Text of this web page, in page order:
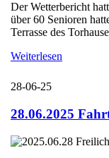
Der Wetterbericht
über 60 Senioren
Terrasse des
Weiterlesen
28-06-25
28.06.2025